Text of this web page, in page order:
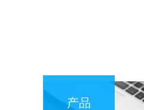
产品